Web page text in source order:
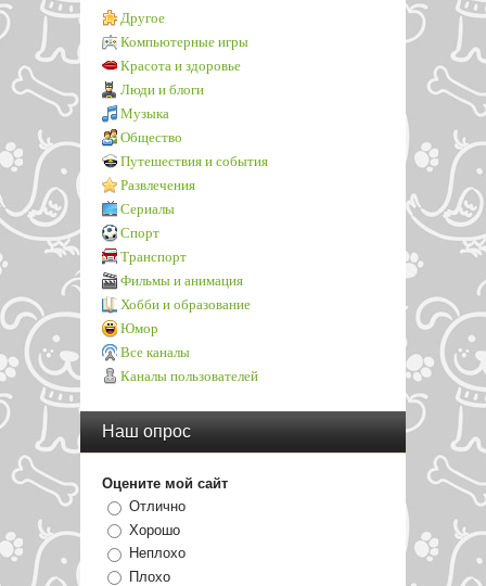
Другое
Компьютерные игры
Красота и здоровье
Люди и блоги
Музыка
Общество
Путешествия и события
Развлечения
Сериалы
Спорт
Транспорт
Фильмы и анимация
Хобби и образование
Юмор
Все каналы
Каналы пользователей
Наш опрос
Оцените мой сайт
Отлично
Хорошо
Неплохо
Плохо